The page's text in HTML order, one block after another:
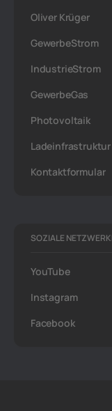
Oliver Krüger
GewerbeStrom
IndustrieStrom
GewerbeGas
Photovoltaik
Ladeinfrastruktur
Kontaktformular
SOZIALE
YouTube
Instagram
Facebook